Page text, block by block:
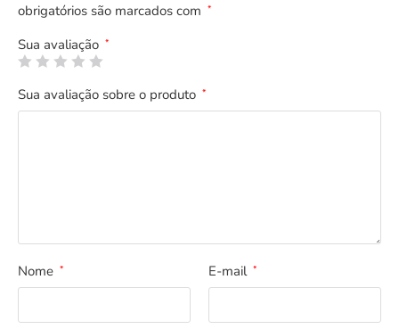
obrigatórios são marcados com *
Sua avaliação *
Sua avaliação sobre o produto *
Nome * E-mail *